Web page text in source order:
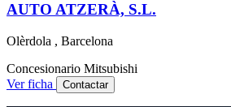
AUTO ATZERÀ, S.L.
Olèrdola , Barcelona
Concesionario Mitsubishi
Ver ficha
Contactar